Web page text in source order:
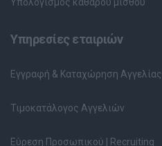
Υπηρεσίες εταιριών
Εγγραφή & Καταχώρηση Αγγελίας
Τιμοκατάλογος Αγγελιών
Εύρεση Προσωπικού | Recruiting